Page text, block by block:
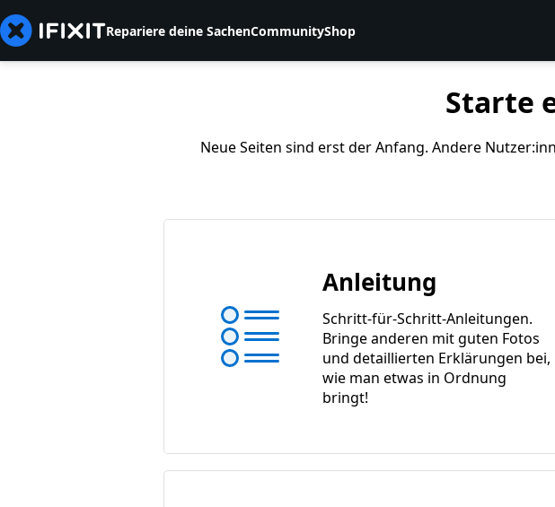
Repariere deine SachenCommunityShop
Starte
Neue Seiten sind erst der Anfang. Andere
Anleitung
Schritt-für-Schritt-Anleitungen.
Bringe anderen mit guten Fotos
und detaillierten Erklärungen bei,
wie man etwas in Ordnung
bringt!